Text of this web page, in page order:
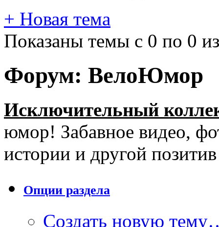
+ Новая тема
Показаны темы с 0 по 0
Форум: ВелоЮмор
Исключительный
юмор! Забавное видео,
истории и другой
Опции раздела
Создать новую